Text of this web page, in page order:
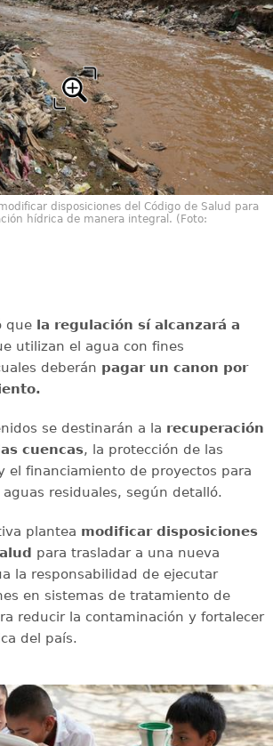
disposiciones del Código de Salud para
hídrica de manera integral. (Foto:
que la regulación sí alcanzará a
utilizan el agua con fines
deberán pagar un canon por
se destinarán a la recuperación
cuencas, la protección de las
el financiamiento de proyectos para
residuales, según detalló.
plantea modificar disposiciones
para trasladar a una nueva
la responsabilidad de ejecutar
en sistemas de tratamiento de
reducir la contaminación y fortalecer
del país.